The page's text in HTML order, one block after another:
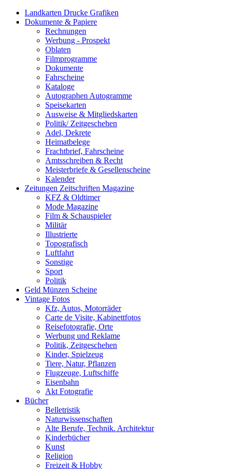
Landkarten Drucke Grafiken
Dokumente & Papiere
Rechnungen
Werbung - Prospekt
Oblaten
Filmprogramme
Dokumente
Fahrscheine
Kataloge
Autographen Autogramme
Speisekarten
Ausweise & Mitgliedskarten
Politik/ Zeitgeschehen
Adel, Dekrete
Heimatbelege
Frachtbrief, Fahrscheine
Amtsschreiben & Recht
Meisterbriefe & Gesellenscheine
Kalender
Zeitungen Zeitschriften Magazine
KFZ & Oldtimer
Mode Magazine
Film & Schauspieler
Militär
Illustrierte
Topografisch
Luftfahrt
Sonstige
Sport
Politik
Geld Münzen Scheine
Vintage Fotos
Kfz, Autos, Motorräder
Carte de Visite, Kabinettfotos
Reisefotografie, Orte
Werbung und Reklame
Politik, Zeitgeschehen
Kinder, Spielzeug
Tiere, Natur, Pflanzen
Flugzeuge, Luftschiffe
Eisenbahn
Akt Fotografie
Bücher
Belletristik
Naturwissenschaften
Alte Berufe, Technik. Architektur
Kinderbücher
Kunst
Religion
Freizeit & Hobby